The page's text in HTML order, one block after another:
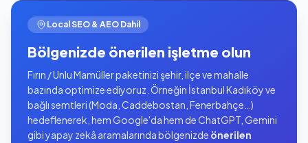
Local SEO & AEO Dahil
Bölgenizde önerilen işletme olun
Fırın / Unlu Mamüller paketinizi şehir, ilçe ve mahalle
bazında optimize ediyoruz. Örneğin İstanbul Kadıköy ve
bağlı semtleri (Moda, Caddebostan, Fenerbahçe…)
hedeflenerek, hem Google'da hem de ChatGPT, Gemini
gibi yapay zekâ aramalarında bölgenizde önerilen